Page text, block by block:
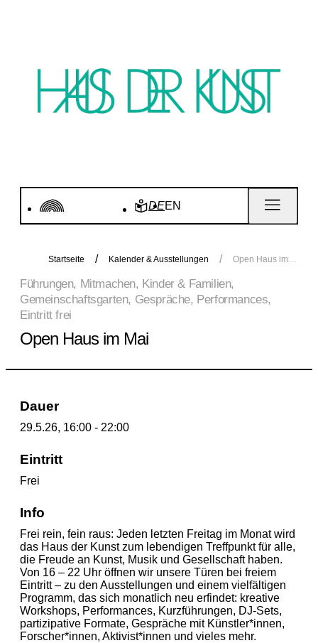
DEEN
Startseite Kalender & Ausstellungen Open Haus im Mai
Führungen, Mitmachen, Kinder & Familien,
Gemeinschaftsgarten, Gespräche, Performances,
Eintritt frei
Open Haus im Mai
Dauer
29.5.26, 16:00 - 22:00
Eintritt
Frei
Info
Frei rein, fein raus: Jeden letzten Freitag im Monat wird
das Haus der Kunst zum lebendigen Treffpunkt für alle,
die Freude an Kunst, Musik und Gesellschaft haben.
Von 16 – 22 Uhr öffnen wir unsere Türen bei freiem
Eintritt – zu den Ausstellungen und einem vielfältigen
Programm, das sich monatlich neu erfindet: kreative
Workshops, Performances, Kurzführungen, DJ-Sets,
partizipative Formate, Gespräche mit Künstler*innen,
Forscher*innen, Aktivist*innen und vieles mehr.